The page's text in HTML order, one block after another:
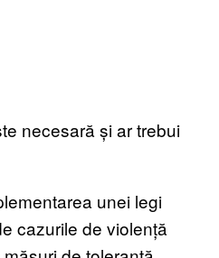
necesară și ar trebui
unei legi
cazurile de violență